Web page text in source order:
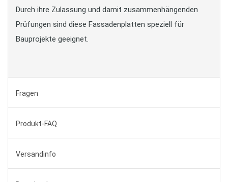
Durch ihre Zulassung und damit zusammenhängenden
Prüfungen sind diese Fassadenplatten speziell für
Bauprojekte geeignet.
Fragen
Produkt-FAQ
Versandinfo